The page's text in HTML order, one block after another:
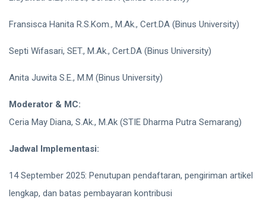
Fransisca Hanita R.S.Kom., M.Ak., Cert.DA (Binus University)
Septi Wifasari, SET., M.Ak., Cert.DA (Binus University)
Anita Juwita S.E., M.M (Binus University)
Moderator & MC:
Ceria May Diana, S.Ak., M.Ak (STIE Dharma Putra Semarang)
Jadwal Implementasi:
14 September 2025: Penutupan pendaftaran, pengiriman artikel
lengkap, dan batas pembayaran kontribusi